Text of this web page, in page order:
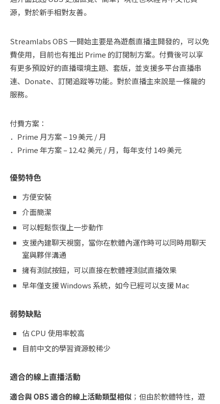
源，對於新手相對友善。
Streamlabs OBS 一開始主要是為遊戲直播主開發的，可以免
費使用，目前也有推出 Prime 的訂閱制方案。付費後可以享
有更多預設好的直播環境主題、套版，並支援多平台直播串
連、Donate、訂閱追蹤等功能。對於直播主來說是一條龍的
服務。
付費方案：
．Prime 月方案 – 19 美元 / 月
．Prime 年方案 – 12.42 美元 / 月，每年支付 149 美元
優勢特色
方便安裝
介面簡潔
可以輕鬆恢復上一步動作
支援內建聊天視窗，當你在軟體內運作時可以同時用聊天
室與夥伴溝通
擁有測試按鈕，可以直接在軟體裡測試直播效果
早年僅支援 Windows 系統，如今已經可以支援 Mac
弱勢缺點
佔 CPU 使用率較高
目前中文的學習資源較稀少
適合的線上直播活動
適合與 OBS 適合的線上活動類型相似 ；但由於軟體特性，遊